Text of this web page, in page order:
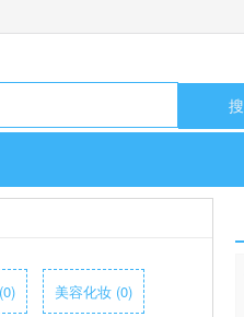
美容化妆 (0)